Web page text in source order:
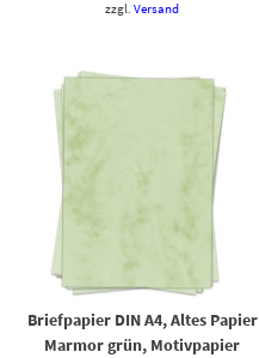
zzgl.Versand
Briefpapier DIN A4, Altes Papier
Marmor grün, Motivpapier